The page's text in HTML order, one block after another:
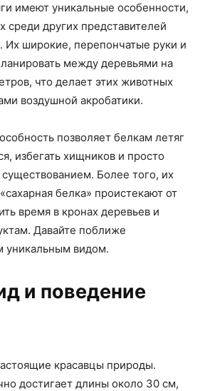
имеют уникальные особенности,
среди других представителей
Их широкие, перепончатые руки и
между деревьями на
что делает этих животных
воздушной акробатики.
позволяет белкам летяг
избегать хищников и просто
Более того, их
белка» проистекают от
время в кронах деревьев и
Давайте поближе
уникальным видом.
и поведение
красавцы природы.
достигает длины около 30 см,